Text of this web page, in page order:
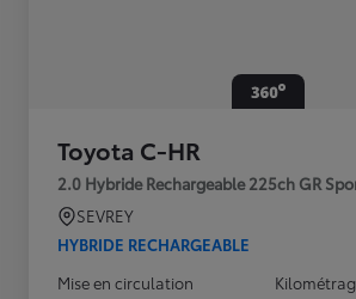
Toyota C-HR
2.0 Hybride Rechargeable 225ch GR
SEVREY
HYBRIDE RECHARGEABLE
Mise en circulation